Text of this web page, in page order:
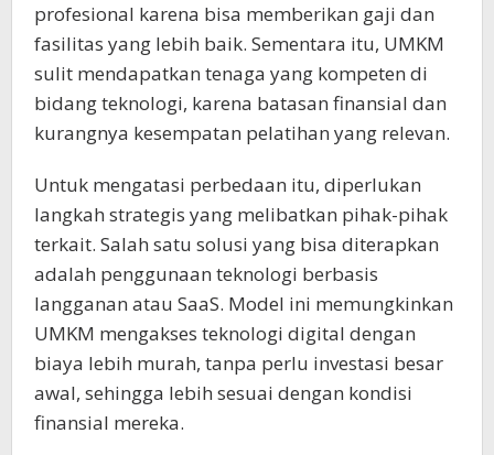
profesional karena bisa memberikan gaji dan
fasilitas yang lebih baik. Sementara itu, UMKM
sulit mendapatkan tenaga yang kompeten di
bidang teknologi, karena batasan finansial dan
kurangnya kesempatan pelatihan yang relevan.
Untuk mengatasi perbedaan itu, diperlukan
langkah strategis yang melibatkan pihak-pihak
terkait. Salah satu solusi yang bisa diterapkan
adalah penggunaan teknologi berbasis
langganan atau SaaS. Model ini memungkinkan
UMKM mengakses teknologi digital dengan
biaya lebih murah, tanpa perlu investasi besar
awal, sehingga lebih sesuai dengan kondisi
finansial mereka.